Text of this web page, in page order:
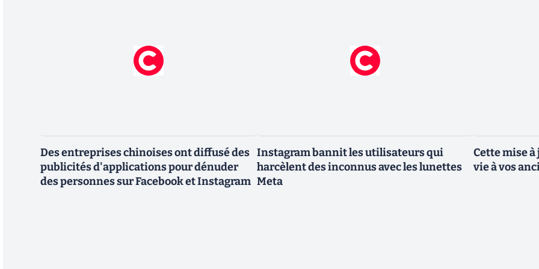
Des entreprises chinoises ont diffusé des
publicités d'applications pour dénuder
des personnes sur Facebook et Instagram
Instagram bannit les utilisateurs qui
harcèlent des inconnus avec les lunettes
Meta
Cette mise
vie à vos